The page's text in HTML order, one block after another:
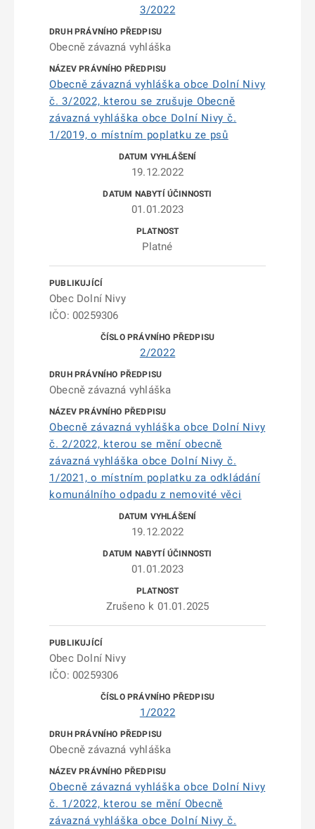
3/2022
Obecně závazná vyhláška
Obecně závazná vyhláška obce Dolní Nivy
č. 3/2022, kterou se zrušuje Obecně
závazná vyhláška obce Dolní Nivy č.
1/2019, o místním poplatku ze psů
19.12.2022
01.01.2023
Platné
Obec Dolní Nivy
IČO: 00259306
2/2022
Obecně závazná vyhláška
Obecně závazná vyhláška obce Dolní Nivy
č. 2/2022, kterou se mění obecně
závazná vyhláška obce Dolní Nivy č.
1/2021, o místním poplatku za odkládání
komunálního odpadu z nemovité věci
19.12.2022
01.01.2023
Zrušeno k 01.01.2025
Obec Dolní Nivy
IČO: 00259306
1/2022
Obecně závazná vyhláška
Obecně závazná vyhláška obce Dolní Nivy
č. 1/2022, kterou se mění Obecně
závazná vyhláška obce Dolní Nivy č.